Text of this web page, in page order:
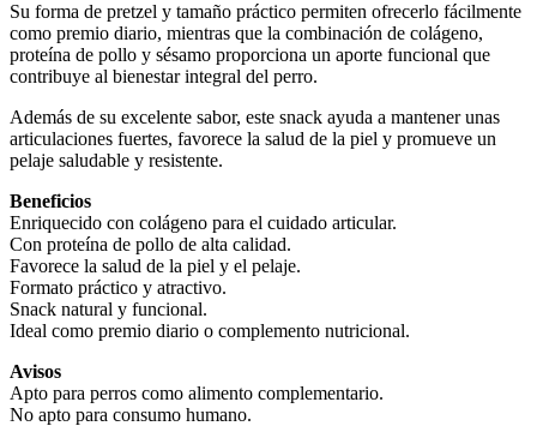
Su forma de pretzel y tamaño práctico permiten ofrecerlo fácilmente
como premio diario, mientras que la combinación de colágeno,
proteína de pollo y sésamo proporciona un aporte funcional que
contribuye al bienestar integral del perro.
Además de su excelente sabor, este snack ayuda a mantener unas
articulaciones fuertes, favorece la salud de la piel y promueve un
pelaje saludable y resistente.
Beneficios
Enriquecido con colágeno para el cuidado articular.
Con proteína de pollo de alta calidad.
Favorece la salud de la piel y el pelaje.
Formato práctico y atractivo.
Snack natural y funcional.
Ideal como premio diario o complemento nutricional.
Avisos
Apto para perros como alimento complementario.
No apto para consumo humano.